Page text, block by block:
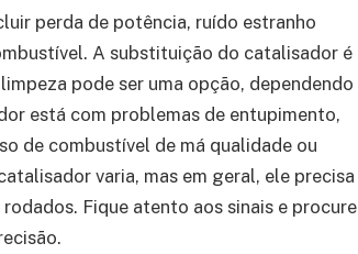
perda de potência, ruído estranho
A substituição do catalisador é
pode ser uma opção, dependendo
está com problemas de entupimento,
de combustível de má qualidade ou
varia, mas em geral, ele precisa
Fique atento aos sinais e procure